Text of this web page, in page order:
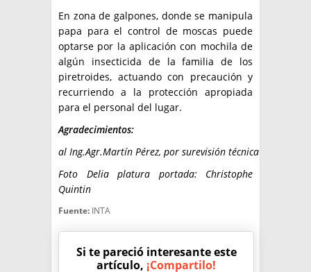
En zona de galpones, donde se manipula
papa para el control de moscas puede
optarse por la aplicación con mochila de
algún insecticida de la familia de los
piretroides, actuando con precaución y
recurriendo a la protección apropiada
para el personal del lugar.
Agradecimientos:
al Ing.Agr.Martín Pérez, por surevisión técnica
Foto Delia platura portada: Christophe
Quintin
Fuente: INTA
Si te pareció interesante este
artículo, ¡Compartilo!